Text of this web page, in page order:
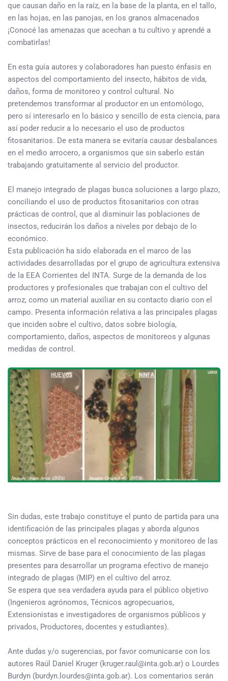
que causan daño en la raíz, en la base de la planta, en el tallo,
en las hojas, en las panojas, en los granos almacenados
¡Conocé las amenazas que acechan a tu cultivo y aprendé a
combatirlas!
En esta guía autores y colaboradores han puesto énfasis en
aspectos del comportamiento del insecto, hábitos de vida,
daños, forma de monitoreo y control cultural. No
pretendemos transformar al productor en un entomólogo,
pero sí interesarlo en lo básico y sencillo de esta ciencia, para
así poder reducir a lo necesario el uso de productos
fitosanitarios. De esta manera se evitaría causar desbalances
en el medio arrocero, a organismos que sin saberlo están
trabajando gratuitamente al servicio del productor.
El manejo integrado de plagas busca soluciones a largo plazo,
conciliando el uso de productos fitosanitarios con otras
prácticas de control, que al disminuir las poblaciones de
insectos, reducirán los daños a niveles por debajo de lo
económico.
Esta publicación ha sido elaborada en el marco de las
actividades desarrolladas por el grupo de agricultura extensiva
de la EEA Corrientes del INTA. Surge de la demanda de los
productores y profesionales que trabajan con el cultivo del
arroz, como un material auxiliar en su contacto diario con el
campo. Presenta información relativa a las principales plagas
que inciden sobre el cultivo, datos sobre biología,
comportamiento, daños, aspectos de monitoreos y algunas
medidas de control.
Sin dudas, este trabajo constituye el punto de partida para una
identificación de las principales plagas y aborda algunos
conceptos prácticos en el reconocimiento y monitoreo de las
mismas. Sirve de base para el conocimiento de las plagas
presentes para desarrollar un programa efectivo de manejo
integrado de plagas (MIP) en el cultivo del arroz.
Se espera que sea verdadera ayuda para el público objetivo
(Ingenieros agrónomos, Técnicos agropecuarios,
Extensionistas e investigadores de organismos públicos y
privados, Productores, docentes y estudiantes).
Ante dudas y/o sugerencias, por favor comunicarse con los
autores Raúl Daniel Kruger (kruger.raul@inta.gob.ar) o Lourdes
Burdyn (burdyn.lourdes@inta.gob.ar). Los comentarios serán